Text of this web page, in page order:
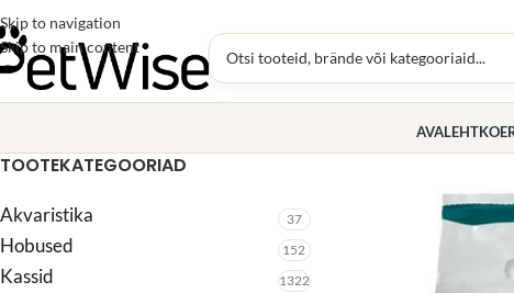
Skip to navigation
Skip to main content
AVALEHT
TOOTEKATEGOORIAD
Akvaristika 37
Hobused 152
Kassid 1322